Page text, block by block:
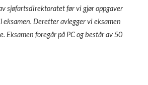
sjøfartsdirektoratet før vi gjør oppgaver
eksamen. Deretter avlegger vi eksamen
Eksamen foregår på PC og består av 50